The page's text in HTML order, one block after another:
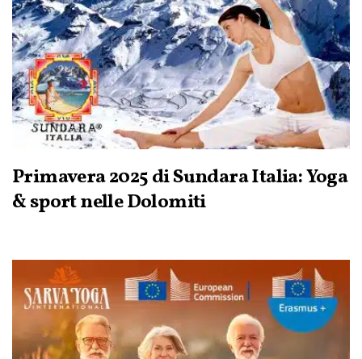
Primavera 2025 di Sundara Italia: Yoga
& sport nelle Dolomiti